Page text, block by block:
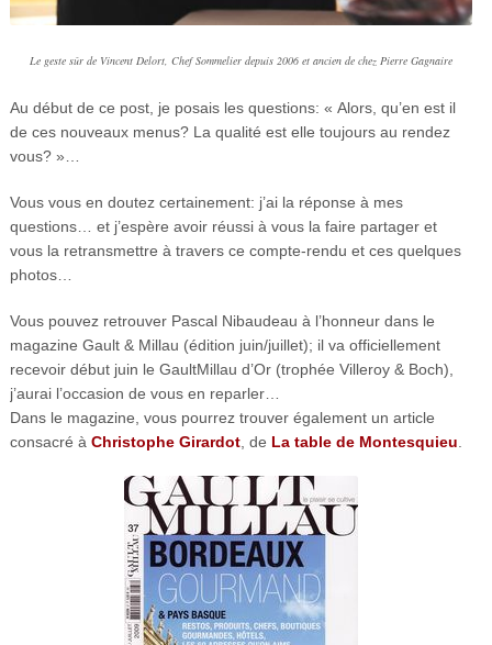
Le geste sûr de Vincent Delort, Chef Sommelier depuis 2006 et ancien de chez Pierre Gagnaire
Au début de ce post, je posais les questions: « Alors, qu’en est il
de ces nouveaux menus? La qualité est elle toujours au rendez
vous? »…
Vous vous en doutez certainement: j’ai la réponse à mes
questions… et j’espère avoir réussi à vous la faire partager et
vous la retransmettre à travers ce compte-rendu et ces quelques
photos…
Vous pouvez retrouver Pascal Nibaudeau à l’honneur dans le
magazine Gault & Millau (édition juin/juillet); il va officiellement
recevoir début juin le GaultMillau d’Or (trophée Villeroy & Boch),
j’aurai l’occasion de vous en reparler…
Dans le magazine, vous pourrez trouver également un article
consacré à Christophe Girardot, de La table de Montesquieu